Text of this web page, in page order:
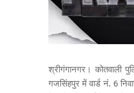
श्रीगंगानगर।
गजसिंहपुर में वार्ड नं. 6